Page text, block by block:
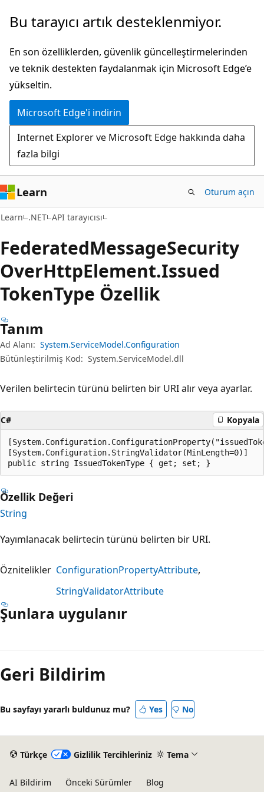
Ana
atla
Sayfa
gezintiye
atla
Bu tarayıcı artık desteklenmiyor.
En son özelliklerden, güvenlik güncelleştirmelerinden
ve teknik destekten faydalanmak için Microsoft Edge’e
yükseltin.
Microsoft Edge'i indirin
Internet Explorer ve Microsoft Edge hakkında daha
fazla bilgi
Learn Oturum açın
Learn .NET API tarayıcısı
FederatedMessageSecurity
OverHttpElement.Issued
TokenType Özellik
Tanım
Ad Alanı: System.ServiceModel.Configuration
Bütünleştirilmiş Kod: System.ServiceModel.dll
Verilen belirtecin türünü belirten bir URI alır veya ayarlar.
C# Kopyala
[System.Configuration.StringValidator(MinLength=0)]
public string IssuedTokenType { get; set; }
Özellik Değeri
String
Yayımlanacak belirtecin türünü belirten bir URI.
Öznitelikler ConfigurationPropertyAttribute
StringValidatorAttribute
Şunlara uygulanır
modu
devre
Geri Bildirim
Bu sayfayı yararlı buldunuz mu? Yes No
Türkçe Gizlilik Tercihleriniz Tema
AI Bildirim Önceki Sürümler Blog